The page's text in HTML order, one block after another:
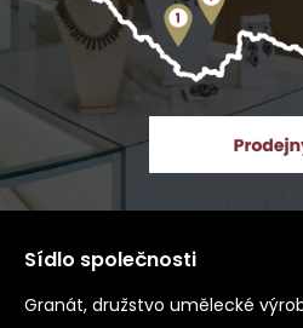
Sídlo společnosti
Granát, družstvo umělecké